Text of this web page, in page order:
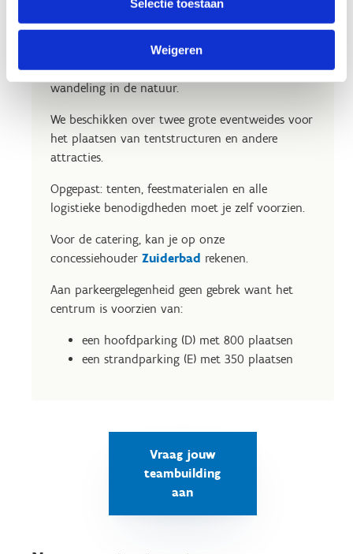
Selectie toestaan
Weigeren
De water-, indoor- en outdoorsporten kunnen
we uitbreiden met een bezoek aan het
waterpark, lasershooten bij The Gathering, een
rustige activiteit op ons zensportplatform of een
wandeling in de natuur.
We beschikken over twee grote eventweides voor
het plaatsen van tentstructuren en andere
attracties.
Opgepast: tenten, feestmaterialen en alle
logistieke benodigdheden moet je zelf voorzien.
Voor de catering, kan je op onze
concessiehouder Zuiderbad rekenen.
Aan parkeergelegenheid geen gebrek want het
centrum is voorzien van:
een hoofdparking (D) met 800 plaatsen
een strandparking (E) met 350 plaatsen
Vraag jouw
teambuilding
aan